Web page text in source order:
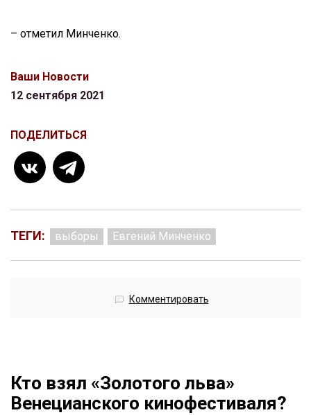
– отметил Минченко.
Ваши Новости
12 сентября 2021
ПОДЕЛИТЬСЯ
ТЕГИ: выборы Евгений Минченко
Комментировать
Кто взял «Золотого льва»
Венецианского кинофестиваля?